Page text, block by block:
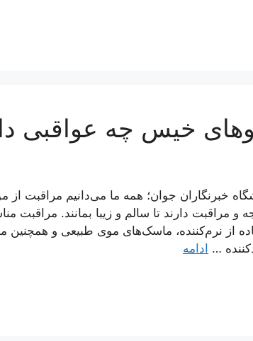
خیس چه عواقبی
خبرنگاران جوان؛ همه ما می‌دانیم مراقبت
و مراقبت دارند تا سالم و زیبا بمانند. مراقبت
از نرم‌کننده، ماسک‌های موی طبیعی و همچنین
… ادامه